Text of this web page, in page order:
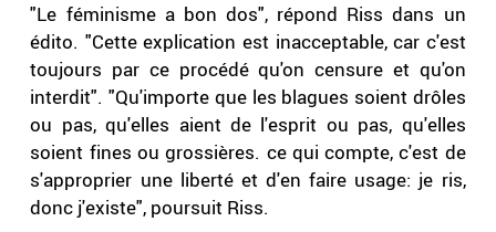
"Le féminisme a bon dos", répond Riss dans un
édito. "Cette explication est inacceptable, car c'est
toujours par ce procédé qu'on censure et qu'on
interdit". "Qu'importe que les blagues soient drôles
ou pas, qu'elles aient de l'esprit ou pas, qu'elles
soient fines ou grossières. ce qui compte, c'est de
s'approprier une liberté et d'en faire usage: je ris,
donc j'existe", poursuit Riss.